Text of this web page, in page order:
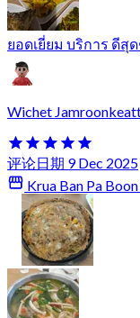
ยอดเยี่ยม บริการ ดี
Wichet
评论日期 9 Dec 2025
Krua Ban Pa